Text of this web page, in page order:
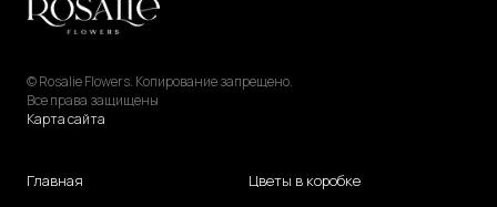
© Rosalie Flowers. Копирование запрещено.
Все права защищены
Карта сайта
Главная
Цветы в коробке